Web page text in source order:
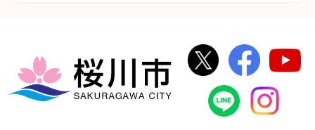
桜川市
桜川市公式
桜川
桜川市公